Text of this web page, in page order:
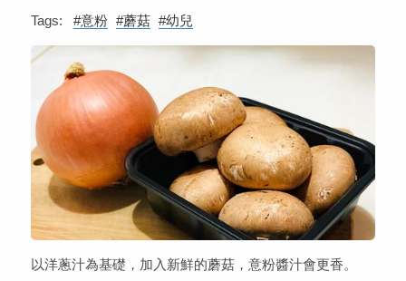
Tags: #意粉 #蘑菇 #幼兒
以洋蔥汁為基礎，加入新鮮的蘑菇，意粉醬汁會更香。